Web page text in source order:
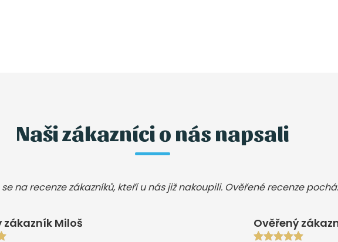
Naši zákazníci o nás napsali
na recenze zákazníků, kteří u nás již nakoupili. Ověřené recenze
zákazník Miloš Ověřený